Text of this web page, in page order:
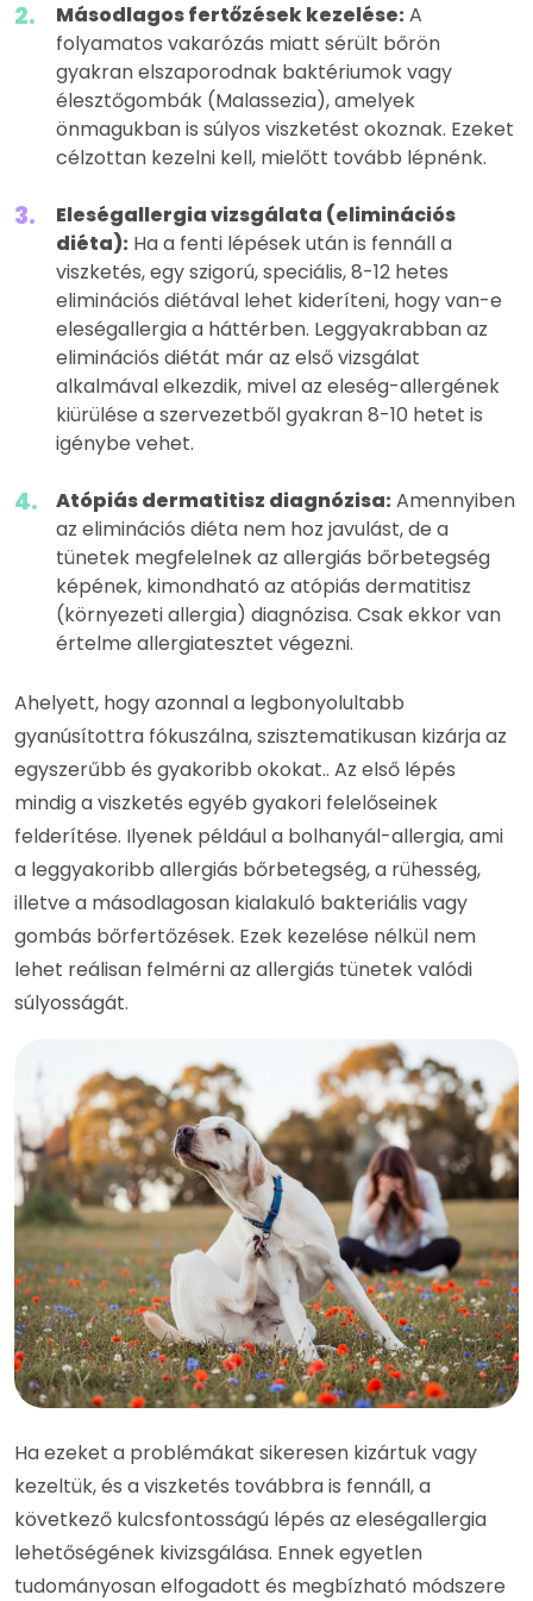
Másodlagos fertőzések kezelése: A
folyamatos vakarózás miatt sérült bőrön
gyakran elszaporodnak baktériumok vagy
élesztőgombák (Malassezia), amelyek
önmagukban is súlyos viszketést okoznak. Ezeket
célzottan kezelni kell, mielőtt tovább lépnénk.
Eleségallergia vizsgálata (eliminációs
diéta): Ha a fenti lépések után is fennáll a
viszketés, egy szigorú, speciális, 8-12 hetes
eliminációs diétával lehet kideríteni, hogy van-e
eleségallergia a háttérben. Leggyakrabban az
eliminációs diétát már az első vizsgálat
alkalmával elkezdik, mivel az eleség-allergének
kiürülése a szervezetből gyakran 8-10 hetet is
igénybe vehet.
Atópiás dermatitisz diagnózisa: Amennyiben
az eliminációs diéta nem hoz javulást, de a
tünetek megfelelnek az allergiás bőrbetegség
képének, kimondható az atópiás dermatitisz
(környezeti allergia) diagnózisa. Csak ekkor van
értelme allergiatesztet végezni.
Ahelyett, hogy azonnal a legbonyolultabb
gyanúsítottra fókuszálna, szisztematikusan kizárja az
egyszerűbb és gyakoribb okokat.. Az első lépés
mindig a viszketés egyéb gyakori felelőseinek
felderítése. Ilyenek például a bolhanyál-allergia, ami
a leggyakoribb allergiás bőrbetegség, a rühesség,
illetve a másodlagosan kialakuló bakteriális vagy
gombás bőrfertőzések. Ezek kezelése nélkül nem
lehet reálisan felmérni az allergiás tünetek valódi
súlyosságát.
Ha ezeket a problémákat sikeresen kizártuk vagy
kezeltük, és a viszketés továbbra is fennáll, a
következő kulcsfontosságú lépés az eleségallergia
lehetőségének kivizsgálása. Ennek egyetlen
tudományosan elfogadott és megbízható módszere